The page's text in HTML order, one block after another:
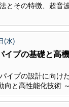
とその特徴、超音
(水)
イプの基礎と
イプの設計に向け
向と高性能化技術 ～